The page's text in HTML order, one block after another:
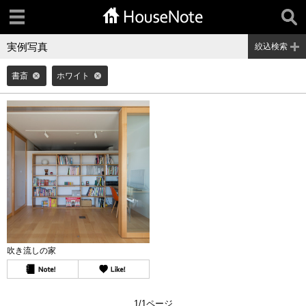
実例写真 絞込検索
書斎 ホワイト
吹き流しの家
1/1ページ